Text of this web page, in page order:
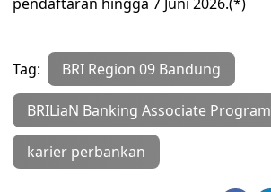
Tag: BRI Region 09 Bandung
BRILiaN Banking Associate Program
karier perbankan